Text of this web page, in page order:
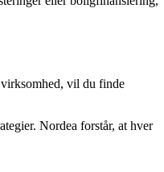
vil du finde
Nordea forstår, at hver